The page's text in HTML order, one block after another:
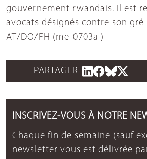
gouvernement rwandais. Il est
avocats désignés contre son gré
AT/DO/FH (me-0703a )
PARTAGER
INSCRIVEZ-VOUS À NOTRE
Chaque fin de semaine (sauf
newsletter vous est délivrée